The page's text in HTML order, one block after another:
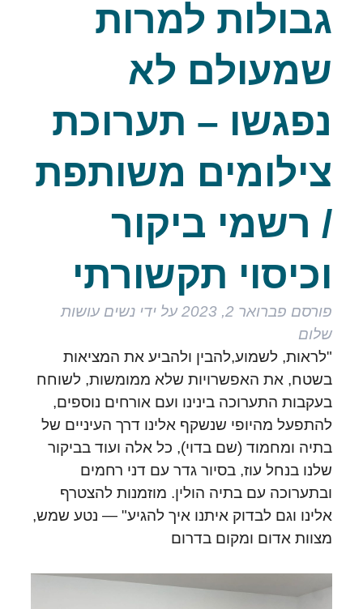
גבולות למרות
שמעולם לא
נפגשו – תערוכת
צילומים משותפת
/ רשמי ביקור
וכיסוי תקשורתי
פורסם פברואר 2, 2023 על ידי נשים עושות
שלום
"לראות, לשמוע,להבין ולהביע את המציאות
בשטח, את האפשרויות שלא ממומשות, לשוחח
בעקבות התערוכה בינינו ועם אורחים נוספים,
להתפעל מהיופי שנשקף אלינו דרך העיניים של
בתיה ומחמוד (שם בדוי), כל אלה ועוד בביקור
שלנו בנחל עוז, בסיור גדר עם דני רחמים
ובתערוכה עם בתיה הולין. מוזמנות להצטרף
אלינו וגם לבדוק איתנו איך להגיע" — נטע שמש,
מצוות אדום ומקום בדרום